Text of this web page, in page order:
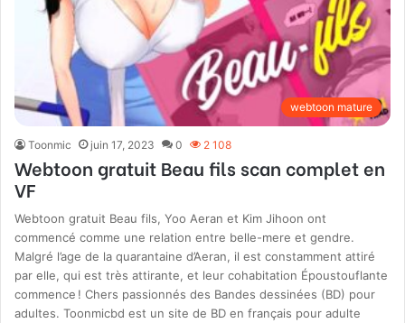
webtoon mature
Toonmic juin 17, 2023 0 2 108
Webtoon gratuit Beau fils scan complet en
VF
Webtoon gratuit Beau fils, Yoo Aeran et Kim Jihoon ont
commencé comme une relation entre belle-mere et gendre.
Malgré l’age de la quarantaine d’Aeran, il est constamment attiré
par elle, qui est très attirante, et leur cohabitation Époustouflante
commence ! Chers passionnés des Bandes dessinées (BD) pour
adultes. Toonmicbd est un site de BD en français pour adulte